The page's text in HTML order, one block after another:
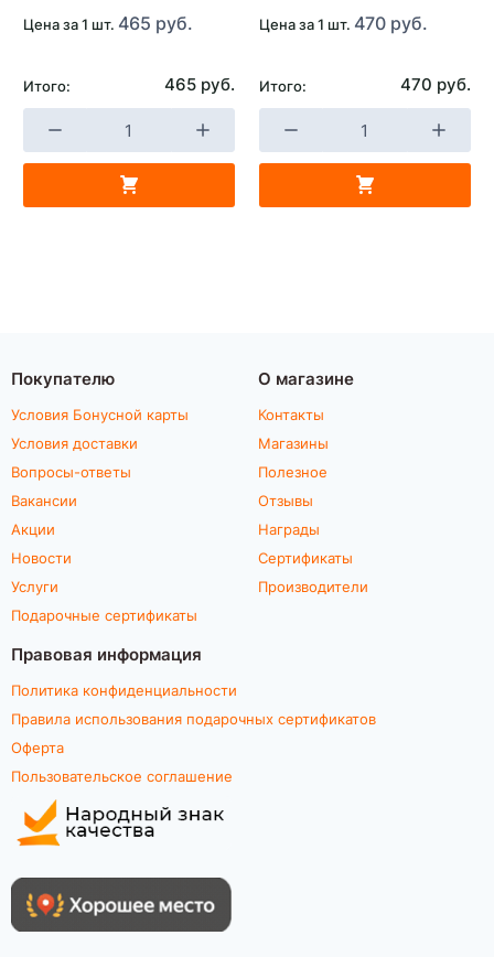
Цена за 1 шт. 465 руб.
Итого: 465 руб.
Цена за 1 шт. 470 руб.
Итого: 470 руб.
Покупателю
Условия Бонусной карты
Условия доставки
Вопросы-ответы
Вакансии
Акции
Новости
Услуги
Подарочные сертификаты
О магазине
Контакты
Магазины
Полезное
Отзывы
Награды
Сертификаты
Производители
Правовая информация
Политика конфиденциальности
Правила использования подарочных сертификатов
Оферта
Пользовательское соглашение